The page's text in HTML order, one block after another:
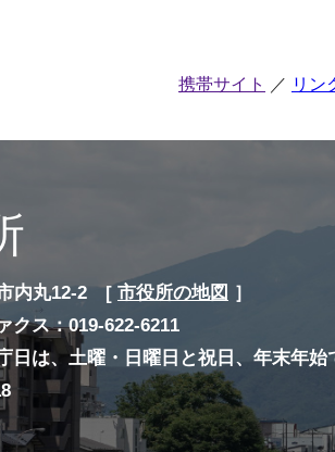
携帯サイト リン
内丸12-2 [ 市役所の地図 ］
ス：019-622-6211
日は、土曜・日曜日と祝日、年末年始